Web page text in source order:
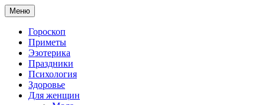
Меню
Гороскоп
Приметы
Эзотерика
Праздники
Психология
Здоровье
Для женщин